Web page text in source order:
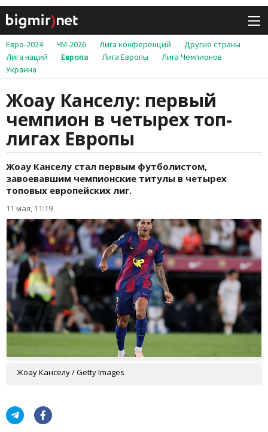
Евро-2024 ЧМ-2026 Лига конференций
Другие страны
Лига наций
Европа Лига Европы
Лига Чемпионов
Украина
Жоау Канселу: первый
чемпион в четырех топ-
лигах Европы
Жоау Канселу стал первым футболистом,
завоевавшим чемпионские титулы в четырех
топовых европейских лиг.
11 мая, 11:19
Жоау Канселу / Getty Images